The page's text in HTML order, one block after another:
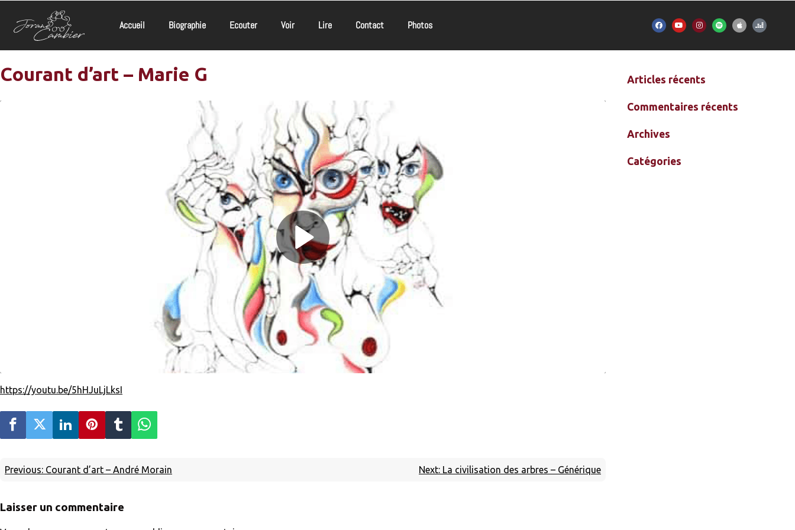
Accueil Biographie Ecouter Voir Lire Contact Photos
Courant d’art – Marie G
https://youtu.be/5hHJuLjLksI
Previous: Courant d’art – André Morain Next: La civilisation des arbres – Générique
Laisser un commentaire
Articles récents
Commentaires récents
Archives
Catégories